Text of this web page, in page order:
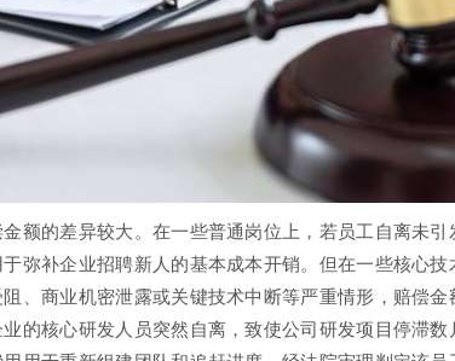
的差异较大。在一些普通岗位上，若员工自离未引
弥补企业招聘新人的基本成本开销。但在一些核心
、商业机密泄露或关键技术中断等严重情形，赔偿
的核心研发人员突然自离，致使公司研发项目停滞